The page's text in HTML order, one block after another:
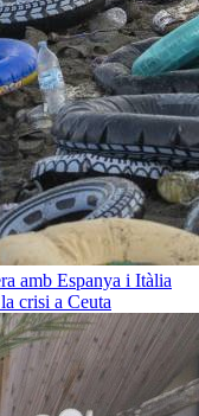
amb Espanya i Itàlia
crisi a Ceuta